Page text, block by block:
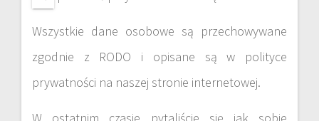
Wszystkie dane osobowe są przechowywane
zgodnie z RODO i opisane są w polityce
prywatności na naszej stronie internetowej.